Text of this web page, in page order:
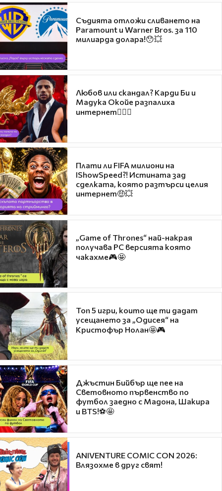
Съдията отложи сливането на
Paramount и Warner Bros. за 110
милиарда долара!😯💥
Любов или скандал? Карди Би и
Мадука Окойе разпалиха
интернет❤️‍🔥🔥
Плати ли FIFA милиони на
IShowSpeed?! Истината зад
сделката, която разтърси целия
интернет🤑💥
„Game of Thrones“ най-накрая
получава PC версията която
чакахме🎮🤩
Топ 5 игри, които ще ти дадат
усещането за „Одисея“ на
Кристофър Нолан🤩🎮
Джъстин Бийбър ще пее на
Световното първенство по
футбол заедно с Мадона, Шакира
и BTS!⚽🤩
ANIVENTURE COMIC CON 2026:
Влязохме в друг свят!